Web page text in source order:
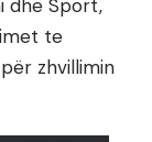
dhe Sport,
te
zhvillimin